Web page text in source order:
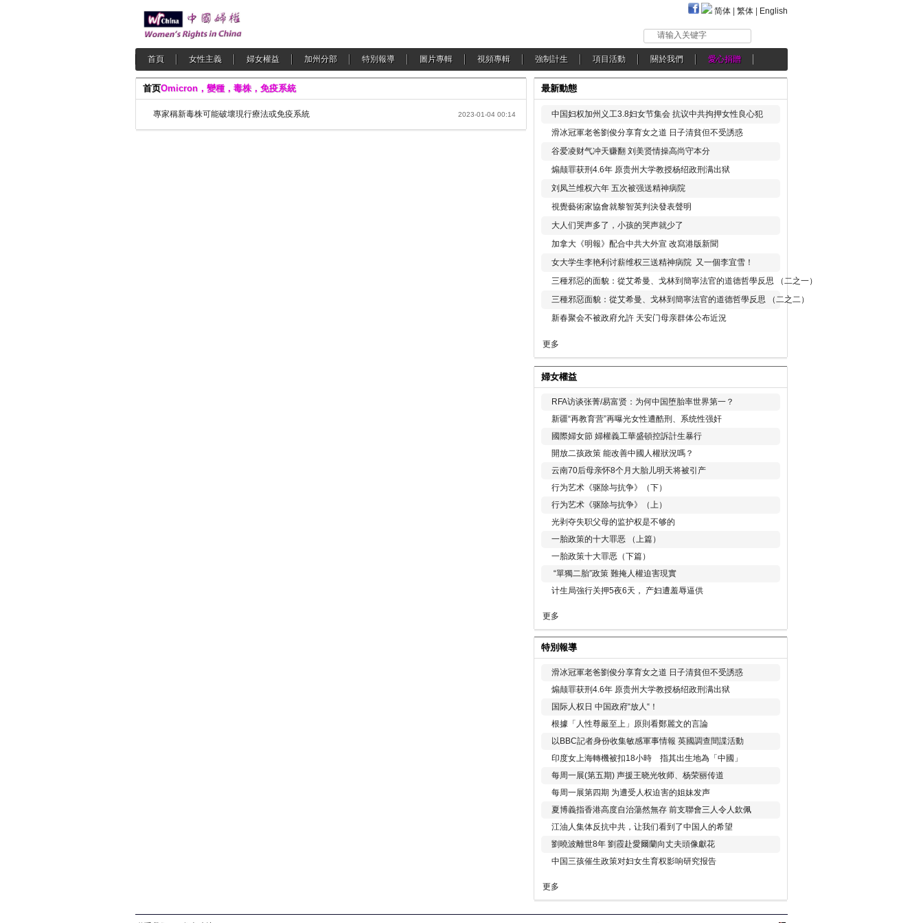
简体 繁体 English
请输入关键字
首頁 女性主義 婦女權益 加州分部 特別報導 圖片專輯 視頻專輯 強制計生 項目活動 關於我們 愛心捐贈
首页Omicron，變種，毒株，免疫系統
專家稱新毒株可能破壞現行療法或免疫系統 2023-01-04 00:14
最新動態
中国妇权加州义工3.8妇女节集会 抗议中共拘押女性良心犯
滑冰冠軍老爸劉俊分享育女之道 日子清貧但不受誘惑
谷爱凌财气冲天赚翻 刘美贤情操高尚守本分
煽颠罪获刑4.6年 原贵州大学教授杨绍政刑满出狱
刘凤兰维权六年 五次被强送精神病院
視覺藝術家協會就黎智英判決發表聲明
大人们哭声多了，小孩的哭声就少了
加拿大《明報》配合中共大外宣 改寫港版新聞
女大学生李艳利讨薪维权三送精神病院 又一個李宜雪！
三種邪惡的面貌：從艾希曼、戈林到簡寧法官的道德哲學反思 （二之一）
三種邪惡面貌：從艾希曼、戈林到簡寧法官的道德哲學反思 （二之二）
新春聚会不被政府允許 天安门母亲群体公布近況
更多
婦女權益
RFA访谈张菁/易富贤：为何中国堕胎率世界第一？
新疆“再教育营”再曝光女性遭酷刑、系统性强奸
國際婦女節 婦權義工華盛頓控訴計生暴行
開放二孩政策 能改善中國人權狀況嗎？
云南70后母亲怀8个月大胎儿明天将被引产
行为艺术《驱除与抗争》（下）
行为艺术《驱除与抗争》（上）
光剥夺失职父母的监护权是不够的
一胎政策的十大罪恶 （上篇）
一胎政策十大罪恶（下篇）
“單獨二胎”政策 難掩人權迫害現實
计生局強行关押5夜6天， 产妇遭羞辱逼供
更多
特別報導
滑冰冠軍老爸劉俊分享育女之道 日子清貧但不受誘惑
煽颠罪获刑4.6年 原贵州大学教授杨绍政刑满出狱
国际人权日 中国政府“放人“！
根據「人性尊嚴至上」原則看鄭麗文的言論
以BBC記者身份收集敏感軍事情報 英國調查間諜活動
印度女上海轉機被扣18小時 指其出生地為「中國」
每周一展(第五期) 声援王晓光牧师、杨荣丽传道
每周一展第四期 为遭受人权迫害的姐妹发声
夏博義指香港高度自治蕩然無存 前支聯會三人令人欽佩
江油人集体反抗中共，让我们看到了中国人的希望
劉曉波離世8年 劉霞赴愛爾蘭向丈夫頭像獻花
中国三孩催生政策对妇女生育权影响研究报告
更多